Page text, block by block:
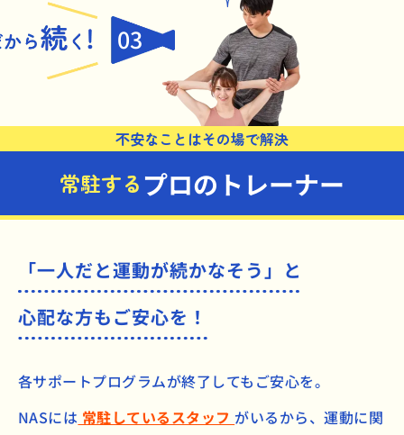
常駐する プロのトレーナー
不安なことはその場で解決
03
「一人だと運動が続かなそう」と
心配な方もご安心を！
各サポートプログラムが終了してもご安心を。
NASには 常駐しているスタッフ がいるから、運動に関